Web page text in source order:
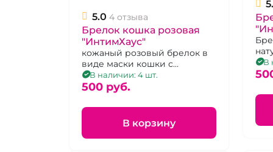
5.0 4 отзыва
Брелок кошка розовая
"ИнтимХаус"
кожаный розовый брелок в
виде маски кошки с
металлическим кольцом
В наличии: 4 шт.
500 pуб.
В корзину
В